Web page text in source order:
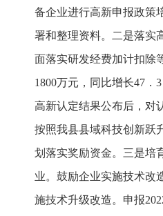
备企业进行高新申报政策
署和整理资料。二是落实
面落实研发经费加计扣除
1800万元，同比增长47．
高新认定结果公布后，对
按照我县县域科技创新跃
划落实奖励资金。三是培
业。鼓励企业实施技术改
施技术升级改造。申报